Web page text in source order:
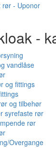
rør - Uponor
-
vandlåse
og fittings
og tilbehør
syrefaste rør
rør
Overgange